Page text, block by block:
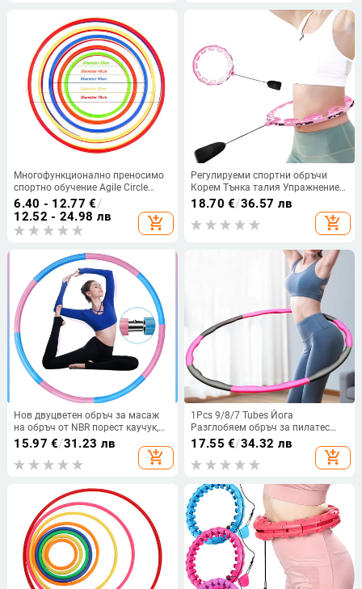
Многофункционално преносимо
спортно обучение Agile Circle
Fitness Speed Jump Баскетбол
Футболно оборудване за игра на
открито
6.40 - 12.77 €/
12.52 - 24.98 лв
add_shopping_cart
Регулируеми спортни обръчи
Корем Тънка талия Упражнение
Подвижни масажни обръчи
Фитнес оборудване Фитнес зала
Домашно обучение Отслабване
18.70 €/36.57 лв
add_shopping_cart
Нов двуцветен обръч за масаж
на обръч от NBR порест каучук,
пластмаса за фитнес за
отслабване на корема, свалящ се
обръч
15.97 €/31.23 лв
add_shopping_cart
1Pcs 9/8/7 Tubes Йога
Разглобяем обръч за пилатес
Упражнение за отслабване
Спортни обръчи Бодибилдинг
Масаж Фитнес зала Обръч за
17.55 €/34.32 лв
add_shopping_cart